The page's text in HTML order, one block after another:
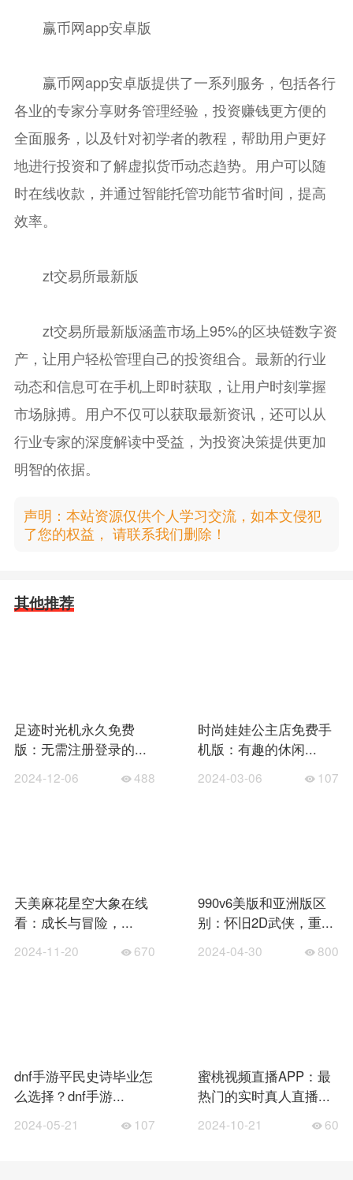
赢币网app安卓版
赢币网app安卓版提供了一系列服务，包括各行
各业的专家分享财务管理经验，投资赚钱更方便的
全面服务，以及针对初学者的教程，帮助用户更好
地进行投资和了解虚拟货币动态趋势。用户可以随
时在线收款，并通过智能托管功能节省时间，提高
效率。
zt交易所最新版
zt交易所最新版涵盖市场上95%的区块链数字资
产，让用户轻松管理自己的投资组合。最新的行业
动态和信息可在手机上即时获取，让用户时刻掌握
市场脉搏。用户不仅可以获取最新资讯，还可以从
行业专家的深度解读中受益，为投资决策提供更加
明智的依据。
声明：本站资源仅供个人学习交流，如本文侵犯
了您的权益， 请联系我们删除！
其他推荐
足迹时光机永久免费
版：无需注册登录的...
2024-12-06 488
时尚娃娃公主店免费手
机版：有趣的休闲...
2024-03-06 107
天美麻花星空大象在线
看：成长与冒险，...
2024-11-20 670
990v6美版和亚洲版区
别：怀旧2D武侠，重...
2024-04-30 800
dnf手游平民史诗毕业怎
么选择？dnf手游...
2024-05-21 107
蜜桃视频直播APP：最
热门的实时真人直播...
2024-10-21 60